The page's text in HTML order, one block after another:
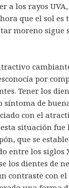
a los rayos
que el sol es
moreno sigue
por
Tener los
síntoma de
con el
situación fue
que se
entre los siglos
los dientes de
contraste con